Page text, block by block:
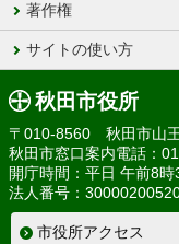
著作権
サイトの使い方
秋田市役所
〒010-8560 秋田市山
秋田市窓口案内電話：
開庁時間：平日 午前8
法人番号：
市役所アクセス